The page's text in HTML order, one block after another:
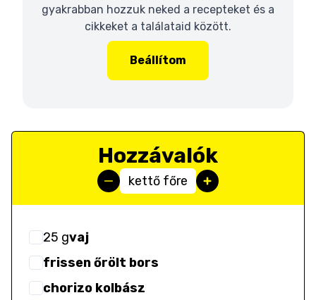
gyakrabban hozzuk neked a recepteket és a
cikkeket a találataid között.
Beállítom
Hozzávalók
kettő főre
25 gvaj
frissen őrölt bors
chorizo kolbász